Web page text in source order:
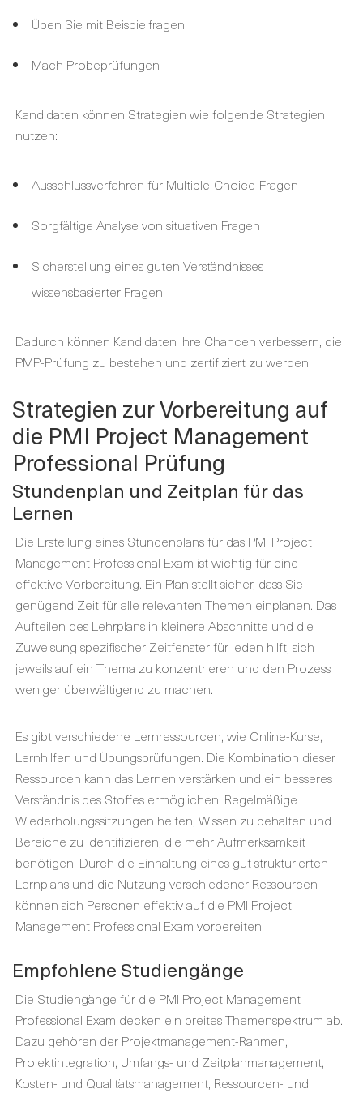
Üben Sie mit Beispielfragen
Mach Probeprüfungen
Kandidaten können Strategien wie folgende Strategien
nutzen:
Ausschlussverfahren für Multiple-Choice-Fragen
Sorgfältige Analyse von situativen Fragen
Sicherstellung eines guten Verständnisses
wissensbasierter Fragen
Dadurch können Kandidaten ihre Chancen verbessern, die
PMP-Prüfung zu bestehen und zertifiziert zu werden.
Strategien zur Vorbereitung auf
die PMI Project Management
Professional Prüfung
Stundenplan und Zeitplan für das
Lernen
Die Erstellung eines Stundenplans für das PMI Project
Management Professional Exam ist wichtig für eine
effektive Vorbereitung. Ein Plan stellt sicher, dass Sie
genügend Zeit für alle relevanten Themen einplanen. Das
Aufteilen des Lehrplans in kleinere Abschnitte und die
Zuweisung spezifischer Zeitfenster für jeden hilft, sich
jeweils auf ein Thema zu konzentrieren und den Prozess
weniger überwältigend zu machen.
Es gibt verschiedene Lernressourcen, wie Online-Kurse,
Lernhilfen und Übungsprüfungen. Die Kombination dieser
Ressourcen kann das Lernen verstärken und ein besseres
Verständnis des Stoffes ermöglichen. Regelmäßige
Wiederholungssitzungen helfen, Wissen zu behalten und
Bereiche zu identifizieren, die mehr Aufmerksamkeit
benötigen. Durch die Einhaltung eines gut strukturierten
Lernplans und die Nutzung verschiedener Ressourcen
können sich Personen effektiv auf die PMI Project
Management Professional Exam vorbereiten.
Empfohlene Studiengänge
Die Studiengänge für die PMI Project Management
Professional Exam decken ein breites Themenspektrum ab.
Dazu gehören der Projektmanagement-Rahmen,
Projektintegration, Umfangs- und Zeitplanmanagement,
Kosten- und Qualitätsmanagement, Ressourcen- und